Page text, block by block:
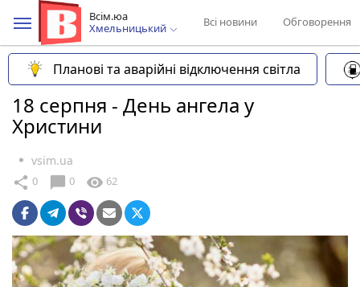
Всім.юа
Хмельницький
Всі новини Обговорення
Планові та аварійні відключення світла
18 серпня - День ангела у
Христини
vsim.ua
share 0 chat_bubble 0 visibility 62